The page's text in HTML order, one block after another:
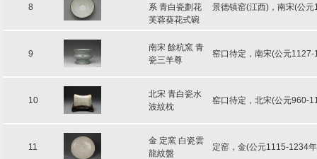
8
系 青白瓷劃花
芙蓉葵花式碗
景德镇窑(江西)，南宋(公
9
南宋 餘杭窯 青
瓷三羊尊
窑口待定，南宋(公元
10
北宋 青白瓷水
波紋枕
窑口待定，北宋(公元960-
11
金 定窯 白瓷雲
龍紋盤
定窑，金(公元1115-1234